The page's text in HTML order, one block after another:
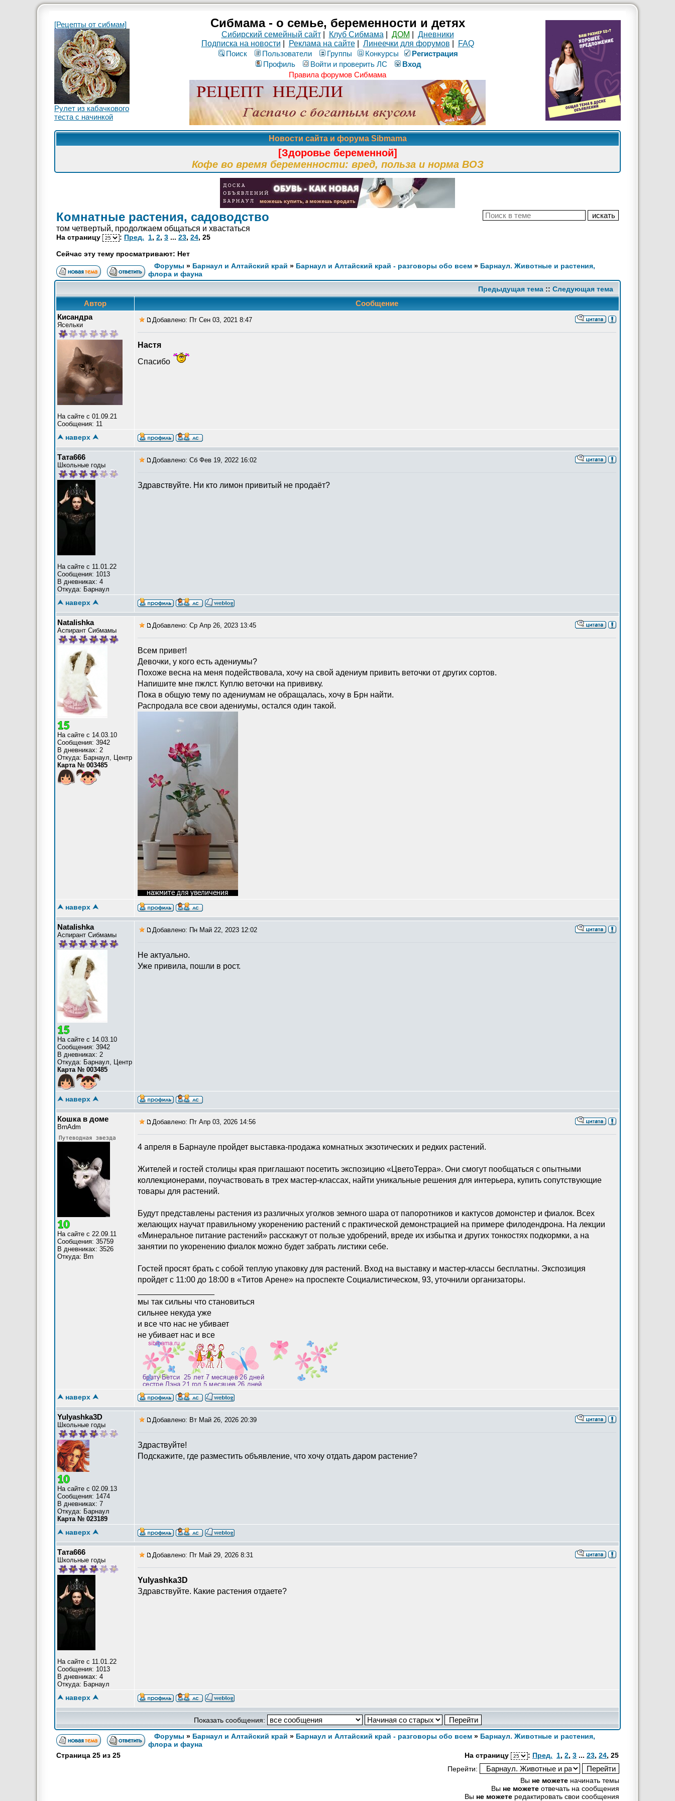
[Рецепты от сибмам]
Рулет из кабачкового
теста с начинкой
Сибмама - о семье, беременности и детях
Сибирский семейный сайт| Клуб Сибмама ДОМ
Дневники
Подписка на новости
Реклама на сайте| Линеечки для форумов
FAQ
Поиск
Пользователи Группы Конкурсы
Рeгиcтpaция
Профиль
Войти и проверить ЛС
Вход
Правила форумов Сибмама
Новости сайта и форума Sibmama
[Здоровье беременной]
Кофе во время беременности: вред, польза и норма ВОЗ
Комнатные растения, садоводство
том четвертый, продолжаем общаться и хвастаться
На страницу : Пред. 1, 2, 3 ... 23, 24, 25
Сейчас эту тему просматривают: Нет
Форумы » Барнаул и Алтайский край » Барнаул и Алтайский край - разговоры обо всем » Барнаул. Животные и растения,
флора и фауна
Предыдущая тема :: Следующая тема
Автор
Сообщение
Кисандра
Ясельки
На сайте с 01.09.21
Сообщения: 11
Добавлено: Пт Сен 03, 2021 8:47
Настя
Спасибо
⮝ наверх ⮝
Тата666
Школьные годы
На сайте с 11.01.22
Сообщения: 1013
В дневниках: 4
Откуда: Барнаул
Добавлено: Сб Фев 19, 2022 16:02
Здравствуйте. Ни кто лимон привитый не продаёт?
⮝ наверх ⮝
Natalishka
Аспирант Сибмамы
На сайте с 14.03.10
Сообщения: 3942
В дневниках: 2
Откуда: Барнаул, Центр
Карта № 003485
Добавлено: Ср Апр 26, 2023 13:45
Всем привет!
Девочки, у кого есть адениумы?
Похоже весна на меня подействовала, хочу на свой адениум привить веточки от других сортов.
Напишите мне пжлст. Куплю веточки на прививку.
Пока в общую тему по адениумам не обращалась, хочу в Брн найти.
Распродала все свои адениумы, остался один такой.
⮝ наверх ⮝
Natalishka
Аспирант Сибмамы
На сайте с 14.03.10
Сообщения: 3942
В дневниках: 2
Откуда: Барнаул, Центр
Карта № 003485
Добавлено: Пн Май 22, 2023 12:02
Не актуально.
Уже привила, пошли в рост.
⮝ наверх ⮝
Кошка в доме
BrnAdm
На сайте с 22.09.11
Сообщения: 35759
В дневниках: 3526
Откуда: Brn
Добавлено: Пт Апр 03, 2026 14:56
4 апреля в Барнауле пройдет выставка-продажа комнатных экзотических и редких растений.
Жителей и гостей столицы края приглашают посетить экспозицию «ЦветоТерра». Они смогут пообщаться с опытными
коллекционерами, поучаствовать в трех мастер-классах, найти уникальные решения для интерьера, купить сопутствующие
товары для растений.
Будут представлены растения из различных уголков земного шара от папоротников и кактусов домонстер и фиалок. Всех
желающих научат правильному укоренению растений с практической демонстрацией на примере филодендрона. На лекции
«Минеральное питание растений» расскажут от пользе удобрений, вреде их избытка и других тонкостях подкормки, а на
занятии по укоренению фиалок можно будет забрать листики себе.
Гостей просят брать с собой теплую упаковку для растений. Вход на выставку и мастер-классы бесплатны. Экспозиция
пройдет с 11:00 до 18:00 в «Титов Арене» на проспекте Социалистическом, 93, уточнили организаторы.
мы так сильны что становиться
сильнее некуда уже
и все что нас не убивает
не убивает нас и все
Мы демократию приветствуем, но не практикуем (с)
⮝ наверх ⮝
Yulyashka3D
Школьные годы
На сайте с 02.09.13
Сообщения: 1474
В дневниках: 7
Откуда: Барнаул
Карта № 023189
Добавлено: Вт Май 26, 2026 20:39
Здраствуйте!
Подскажите, где разместить объявление, что хочу отдать даром растение?
⮝ наверх ⮝
Тата666
Школьные годы
На сайте с 11.01.22
Сообщения: 1013
В дневниках: 4
Откуда: Барнаул
Добавлено: Пт Май 29, 2026 8:31
Yulyashka3D
Здравствуйте. Какие растения отдаете?
⮝ наверх ⮝
Показать сообщения:
Форумы » Барнаул и Алтайский край » Барнаул и Алтайский край - разговоры обо всем » Барнаул. Животные и растения,
флора и фауна
Страница 25 из 25 На страницу : Пред. 1, 2, 3 ... 23, 24, 25
Перейти:
Вы не можете начинать темы
Вы не можете отвечать на сообщения
Вы не можете редактировать свои сообщения